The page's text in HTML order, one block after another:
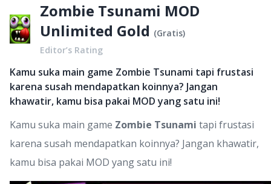
Zombie Tsunami MOD
Unlimited Gold (Gratis)
Editor’s Rating
Kamu suka main game Zombie Tsunami tapi frustasi
karena susah mendapatkan koinnya? Jangan
khawatir, kamu bisa pakai MOD yang satu ini!
Kamu suka main game Zombie Tsunami tapi frustasi
karena susah mendapatkan koinnya? Jangan khawatir,
kamu bisa pakai MOD yang satu ini!